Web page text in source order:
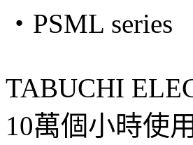
・PSML series
TABUCHI
10萬個小時使